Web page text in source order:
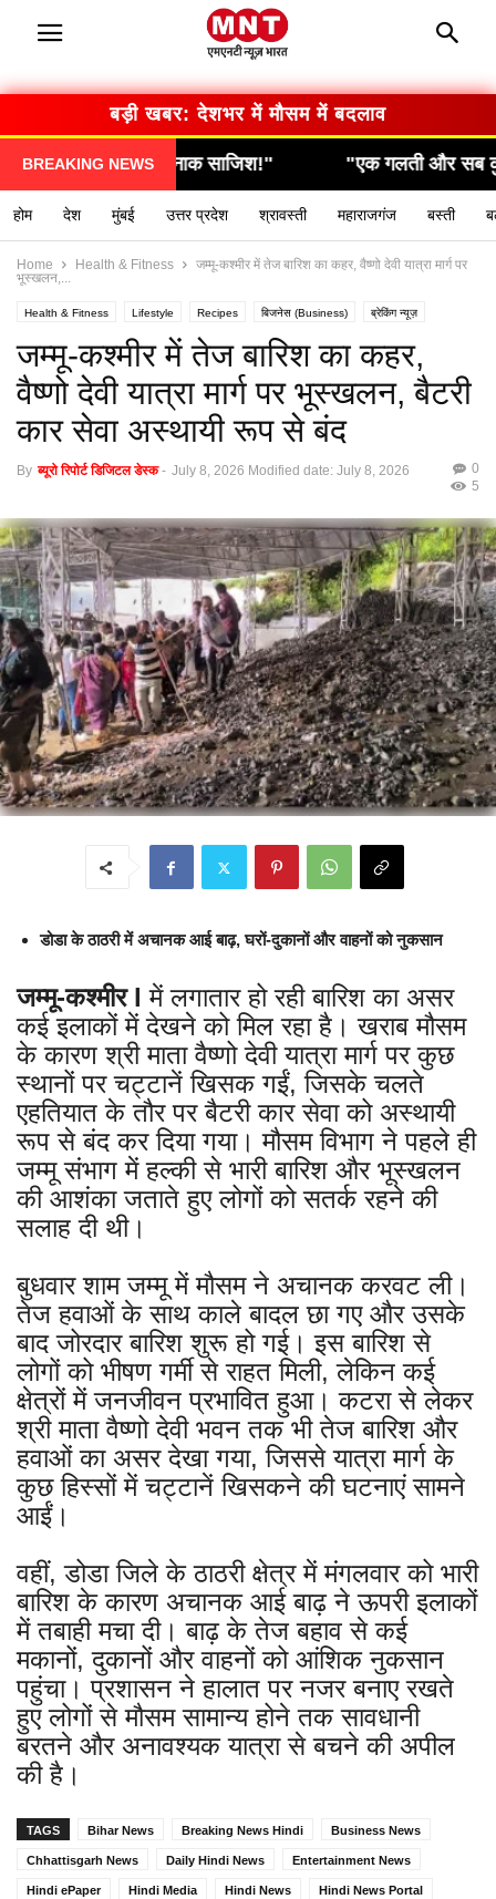
बड़ी खबर: सरकार का बड़ा फैसला
BREAKING NEWS
"एक गलती और सब कुछ खत्म… देखिए कैसे हुआ हादसा!"
होम देश मुंबई उत्तर प्रदेश श्रावस्ती महाराजगंज बस्ती
Home Health & Fitness
जम्मू-कश्मीर में तेज बारिश का कहर, वैष्णो देवी यात्रा मार्ग पर
भूस्खलन,...
Health & Fitness Lifestyle Recipes बिजनेस (Business) ब्रेकिंग न्यूज़
मनोरंजन (Entertainment) राशिफल / ज्योतिष स्वास्थ्य (Health)
जम्मू-कश्मीर में तेज बारिश का कहर,
वैष्णो देवी यात्रा मार्ग पर भूस्खलन, बैटरी
कार सेवा अस्थायी रूप से बंद
By ब्यूरो रिपोर्ट डिजिटल डेस्क - July 8, 2026 Modified date: July 8, 2026
0
5
डोडा के ठाठरी में अचानक आई बाढ़, घरों-दुकानों और वाहनों को नुकसान
जम्मू-कश्मीर lमें लगातार हो रही बारिश का असर
कई इलाकों में देखने को मिल रहा है। खराब मौसम
के कारण श्री माता वैष्णो देवी यात्रा मार्ग पर कुछ
स्थानों पर चट्टानें खिसक गईं, जिसके चलते
एहतियात के तौर पर बैटरी कार सेवा को अस्थायी
रूप से बंद कर दिया गया। मौसम विभाग ने पहले ही
जम्मू संभाग में हल्की से भारी बारिश और भूस्खलन
की आशंका जताते हुए लोगों को सतर्क रहने की
सलाह दी थी।
बुधवार शाम जम्मू में मौसम ने अचानक करवट ली।
तेज हवाओं के साथ काले बादल छा गए और उसके
बाद जोरदार बारिश शुरू हो गई। इस बारिश से
लोगों को भीषण गर्मी से राहत मिली, लेकिन कई
क्षेत्रों में जनजीवन प्रभावित हुआ। कटरा से लेकर
श्री माता वैष्णो देवी भवन तक भी तेज बारिश और
हवाओं का असर देखा गया, जिससे यात्रा मार्ग के
कुछ हिस्सों में चट्टानें खिसकने की घटनाएं सामने
आईं।
वहीं, डोडा जिले के ठाठरी क्षेत्र में मंगलवार को भारी
बारिश के कारण अचानक आई बाढ़ ने ऊपरी इलाकों
में तबाही मचा दी। बाढ़ के तेज बहाव से कई
मकानों, दुकानों और वाहनों को आंशिक नुकसान
पहुंचा। प्रशासन ने हालात पर नजर बनाए रखते
हुए लोगों से मौसम सामान्य होने तक सावधानी
बरतने और अनावश्यक यात्रा से बचने की अपील
की है।
TAGS Bihar News Breaking News Hindi Business News
Chhattisgarh News Daily Hindi News Entertainment News
Hindi ePaper Hindi Media Hindi News Hindi News Portal